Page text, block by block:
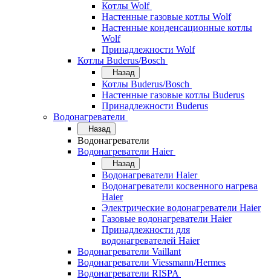
Котлы Wolf
Настенные газовые котлы Wolf
Настенные конденсационные котлы
Wolf
Принадлежности Wolf
Котлы Buderus/Bosch
Назад
Котлы Buderus/Bosch
Настенные газовые котлы Buderus
Принадлежности Buderus
Водонагреватели
Назад
Водонагреватели
Водонагреватели Haier
Назад
Водонагреватели Haier
Водонагреватели косвенного нагрева
Haier
Электрические водонагреватели Haier
Газовые водонагреватели Haier
Принадлежности для
водонагревателей Haier
Водонагреватели Vaillant
Водонагреватели Viessmann/Hermes
Водонагреватели RISPA